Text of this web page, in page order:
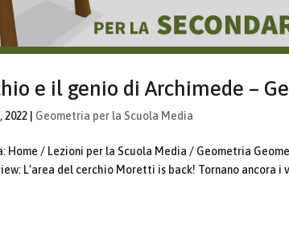
e il genio di Archimede –
2022 Geometria per la Scuola Media
Home / Lezioni per la Scuola Media / Geometria
L’area del cerchio Moretti is back! Tornano ancora